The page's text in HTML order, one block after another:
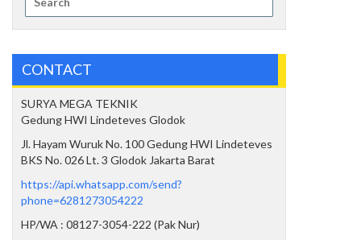
for:
CONTACT
SURYA MEGA TEKNIK
Gedung HWI Lindeteves Glodok
Jl. Hayam Wuruk No. 100 Gedung HWI Lindeteves
BKS No. 026 Lt. 3 Glodok Jakarta Barat
https://api.whatsapp.com/send?
phone=6281273054222
HP/WA : 08127-3054-222 (Pak Nur)